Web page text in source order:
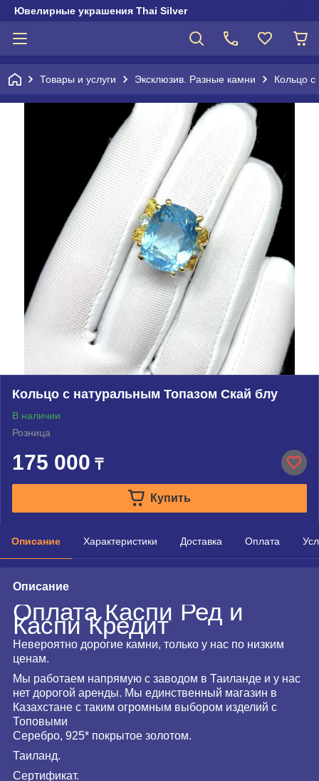
Ювелирные украшения Thai Silver
Товары и услуги Эксклюзив. Разные камни Кольцо
Кольцо с натуральным Топазом Скай блу
В наличии
Розница
175 000 ₸
Купить
Описание Характеристики Доставка Оплата
Описание
Оплата Каспи Ред и
Каспи Кредит
Невероятно дорогие камни, только у нас по низким
ценам.
Мы работаем напрямую с заводом в Таиланде и у нас
нет дорогой аренды. Мы единственный магазин в
Казахстане с таким огромным выбором изделий с
Топовыми
Серебро, 925* покрытое золотом.
Таиланд.
Сертификат.